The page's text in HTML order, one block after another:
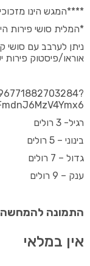
****המגש הינו
*המלית סושי פירות
ניתן לערבב עם סושי
אוראו/פיסטוק פירות
רגיל- 3 רולים
בינוני – 5 רולים
גדול – 7 רולים
ענק – 9 רולים
התמונה
אין במלאי